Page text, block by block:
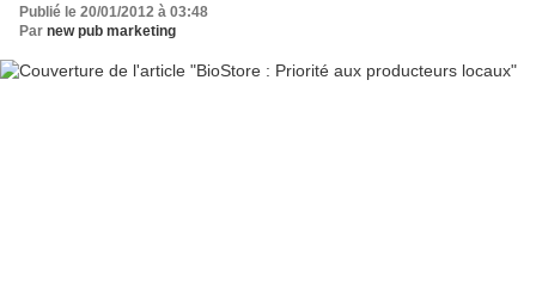
Publié le 20/01/2012 à 03:48
Par new pub marketing